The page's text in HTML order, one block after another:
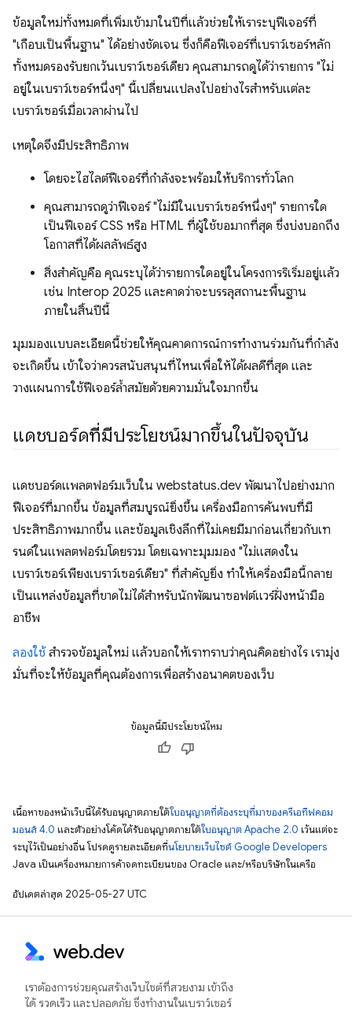
ข้อมูลใหม่ทั้งหมดที่เพิ่มเข้ามาในปีที่แล้วช่วยให้เราระบุฟีเจอร์ที่
"เกือบเป็นพื้นฐาน" ได้อย่างชัดเจน ซึ่งก็คือฟีเจอร์ที่เบราว์เซอร์หลัก
ทั้งหมดรองรับยกเว้นเบราว์เซอร์เดียว คุณสามารถดูได้ว่ารายการ "ไม่
อยู่ในเบราว์เซอร์หนึ่งๆ" นี้เปลี่ยนแปลงไปอย่างไรสำหรับแต่ละ
เบราว์เซอร์เมื่อเวลาผ่านไป
เหตุใดจึงมีประสิทธิภาพ
โดยจะไฮไลต์ฟีเจอร์ที่กําลังจะพร้อมให้บริการทั่วโลก
คุณสามารถดูว่าฟีเจอร์ "ไม่มีในเบราว์เซอร์หนึ่งๆ" รายการใด
เป็นฟีเจอร์ CSS หรือ HTML ที่ผู้ใช้ขอมากที่สุด ซึ่งบ่งบอกถึง
โอกาสที่ได้ผลลัพธ์สูง
สิ่งสำคัญคือ คุณระบุได้ว่ารายการใดอยู่ในโครงการริเริ่มอยู่แล้ว
เช่น Interop 2025 และคาดว่าจะบรรลุสถานะพื้นฐาน
ภายในสิ้นปีนี้
มุมมองแบบละเอียดนี้ช่วยให้คุณคาดการณ์การทำงานร่วมกันที่กําลัง
จะเกิดขึ้น เข้าใจว่าควรสนับสนุนที่ไหนเพื่อให้ได้ผลดีที่สุด และ
วางแผนการใช้ฟีเจอร์ล้ำสมัยด้วยความมั่นใจมากขึ้น
แดชบอร์ดที่มีประโยชน์มากขึ้นในปัจจุบัน
แดชบอร์ดแพลตฟอร์มเว็บใน webstatus.dev พัฒนาไปอย่างมาก
ฟีเจอร์ที่มากขึ้น ข้อมูลที่สมบูรณ์ยิ่งขึ้น เครื่องมือการค้นพบที่มี
ประสิทธิภาพมากขึ้น และข้อมูลเชิงลึกที่ไม่เคยมีมาก่อนเกี่ยวกับเท
รนด์ในแพลตฟอร์มโดยรวม โดยเฉพาะมุมมอง "ไม่แสดงใน
เบราว์เซอร์เพียงเบราว์เซอร์เดียว" ที่สำคัญยิ่ง ทำให้เครื่องมือนี้กลาย
เป็นแหล่งข้อมูลที่ขาดไม่ได้สำหรับนักพัฒนาซอฟต์แวร์ฝั่งหน้ามือ
อาชีพ
ลองใช้สำรวจข้อมูลใหม่ แล้วบอกให้เราทราบว่าคุณคิดอย่างไร เรามุ่ง
มั่นที่จะให้ข้อมูลที่คุณต้องการเพื่อสร้างอนาคตของเว็บ
ข้อมูลนี้มีประโยชน์ไหม
เนื้อหาของหน้าเว็บนี้ได้รับอนุญาตภายใต้ใบอนุญาตที่ต้องระบุที่มาของครีเอทีฟคอม
มอนส์ 4.0 และตัวอย่างโค้ดได้รับอนุญาตภายใต้ใบอนุญาต Apache 2.0 เว้นแต่จะ
ระบุไว้เป็นอย่างอื่น โปรดดูรายละเอียดที่นโยบายเว็บไซต์ Google Developers
Java เป็นเครื่องหมายการค้าจดทะเบียนของ Oracle และ/หรือบริษัทในเครือ
อัปเดตล่าสุด 2025-05-27 UTC
เราต้องการช่วยคุณสร้างเว็บไซต์ที่สวยงาม เข้าถึง
ได้ รวดเร็ว และปลอดภัย ซึ่งทำงานในเบราว์เซอร์